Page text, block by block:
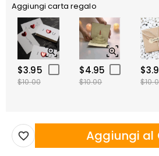
Aggiungi carta regalo
$3.95
$10.00
$4.95
$10.00
Aggiungi al